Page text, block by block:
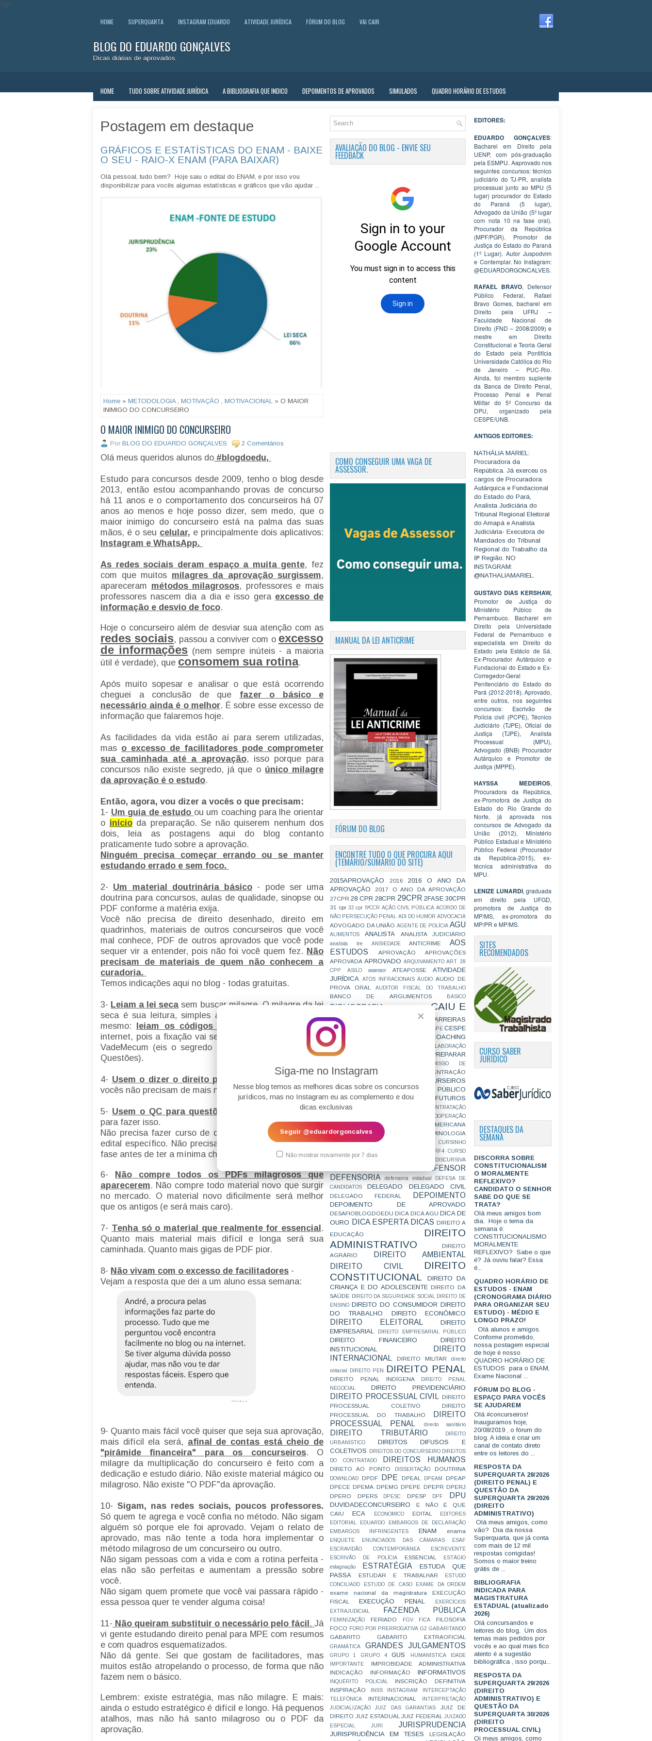
//]]>
HOME SUPERQUARTA INSTAGRAM EDUARDO ATIVIDADE JURÍDICA FÓRUM DO BLOG VAI CAIR
BLOG DO EDUARDO GONÇALVES
Dicas diárias de aprovados.
HOME TUDO SOBRE ATIVIDADE JURÍDICA A BIBLIOGRAFIA QUE INDICO DEPOIMENTOS DE APROVADOS SIMULADOS QUADRO HORÁRIO DE ESTUDOS
✕
Siga-me no Instagram
Nesse blog temos as melhores dicas sobre os concursos
jurídicos, mas no Instagram eu as complemento e dou
dicas exclusivas
Seguir @eduardorgoncalves
Não mostrar novamente por 7 dias
Postagem em destaque
GRÁFICOS E ESTATÍSTICAS DO ENAM - BAIXE
O SEU - RAIO-X ENAM (PARA BAIXAR)
Olá pessoal, tudo bem? Hoje saiu o edital do ENAM, e por isso vou
disponibilizar para vocês algumas estatísticas e gráficos que vão ajudar ...
Home » METODOLOGIA, MOTIVAÇÃO , MOTIVACIONAL » O MAIOR
INIMIGO DO CONCURSEIRO
O MAIOR INIMIGO DO CONCURSEIRO
Por BLOG DO EDUARDO GONÇALVES 2 Comentários
Olá meus queridos alunos do #blogdoedu,
Estudo para concursos desde 2009, tenho o blog desde
2013, então estou acompanhando provas de concurso
há 11 anos e o comportamento dos concurseiros há 07
anos ao menos e hoje posso dizer, sem medo, que o
maior inimigo do concurseiro está na palma das suas
mãos, é o seu celular, e principalmente dois aplicativos:
Instagram e WhatsApp.
As redes sociais deram espaço a muita gente, fez
com que muitos milagres da aprovação surgissem,
apareceram métodos milagrosos, professores e mais
professores nascem dia a dia e isso gera excesso de
informação e desvio de foco.
Hoje o concurseiro além de desviar sua atenção com as
redes sociais, passou a conviver com o excesso
de informações (nem sempre inúteis - a maioria
útil é verdade), que consomem sua rotina.
Após muito sopesar e analisar o que está ocorrendo
cheguei a conclusão de que fazer o básico e
necessário ainda é o melhor. É sobre esse excesso de
informação que falaremos hoje.
As facilidades da vida estão aí para serem utilizadas,
mas o excesso de facilitadores pode comprometer
sua caminhada até a aprovação, isso porque para
concursos não existe segredo, já que o único milagre
da aprovação é o estudo.
Então, agora, vou dizer a vocês o que precisam:
1- Um guia de estudo ou um coaching para lhe orientar
o inícioda preparação. Se não quiserem nenhum dos
dois, leia as postagens aqui do blog contanto
praticamente tudo sobre a aprovação.
Ninguém precisa começar errando ou se manter
estudando errado e sem foco.
2- Um material doutrinária básico - pode ser uma
doutrina para concursos, aulas de qualidade, sinopse ou
PDF conforme a matéria exija.
Você não precisa de direito desenhado, direito em
quadrinhos, materiais de outros concurseiros que você
mal conhece, PDF de outros aprovados que você pode
sequer vir a entender, pois não foi você quem fez. Não
precisam de materiais de quem não conhecem a
curadoria.
Temos indicações aqui no blog - todas gratuitas.
3- Leiam a lei seca sem buscar milagre. O milagre da lei
seca é sua leitura, simples assim. Aqui sugiro ser raiz
mesmo:
leiam os códigos secos.
Não usem nem a
internet, pois a fixação vai ser menor. Foco absoluto no
VadeMecum (eis o segredo da lei seca VadeMecum +
Questões).
4- Usem o dizer o direito para jurisprudência
vocês não precisam de mais nada.
5- Usem o QC para questões
- mas tenham horários
para fazer isso.
Não precisa fazer curso de questões antes de sair seu
edital específico. Não precisam fazer curso de segunda
fase antes de ter a mínima chance de estar nela.
6-
Não compre todos os PDFs milagrosos que
aparecerem. Não compre todo material novo que surgir
no mercado. O material novo dificilmente será melhor
que os antigos (e será mais caro).
7- Tenha só o material que realmente for essencial .
Quanto mais material mais difícil e longa será sua
caminhada. Quanto mais gigas de PDF pior.
8- Não vivam com o excesso de facilitadores -
Vejam a resposta que dei a um aluno essa semana:
9- Quanto mais fácil você quiser que seja sua aprovação,
mais difícil ela será, afinal de contas está cheio de
"pirâmide financeira" para os concurseiros. O
milagre da multiplicação do concurseiro é feito com a
dedicação e estudo diário. Não existe material mágico ou
milagroso. Não existe "O PDF"da aprovação.
10- Sigam, nas redes sociais, poucos professores.
Só quem te agrega e você confia no método. Não sigam
alguém só porque ele foi aprovado. Vejam o relato de
aprovado, mas não tente a toda hora implementar o
método milagroso de um concurseiro ou outro.
Não sigam pessoas com a vida e com a rotina perfeita -
elas não são perfeitas e aumentam a pressão sobre
você.
Não sigam quem promete que você vai passara rápido -
essa pessoa quer te vender alguma coisa!
11- Não queiram substituir o necessário pelo fácil . Já
vi gente estudando direito penal para MPE com resumos
e com quadros esquematizados.
Não dá gente. Sei que gostam de facilitadores, mas
muitos estão atropelando o processo, de forma que não
fazem nem o básico.
Lembrem: existe estratégia, mas não milagre. E mais:
ainda o estudo estratégico é difícil e longo. Há pequenos
atalhos, mas não há santo milagroso ou o PDF da
aprovação.
AVALIAÇÃO DO BLOG - ENVIE SEU
FEEDBACK
COMO CONSEGUIR UMA VAGA DE
ASSESSOR.
MANUAL DA LEI ANTICRIME
FÓRUM DO BLOG
ENCONTRE TUDO O QUE PROCURA AQUI
(TEMÁRIO/SUMÁRIO DO SITE)
2015APROVAÇÃO 2016
2016 O ANO DA
APROVAÇÃO
2017 O ANO DA APROVAÇÃO
27CPR 28 CPR 28CPR 29CPR 2FASE 30CPR
31 cpr 32 cpr 5ªCCR AÇÃO CIVIL PÚBLICA ACORDO DE
NÃO PERSECUÇÃO PENAL
ADI DO HUMOR ADVOCACIA
ADVOGADO DA UNIÃO AGENTE DE POLÍCIA AGU
ALIMENTOS ANALISTA ANALISTA JUDICIÁRIO
analista tre ANSIEDADE ANTICRIME
AOS
ESTUDOS
APROVAÇÃO
APROVAÇÕES
APROVADA APROVADO ARQUIVAMENTO ART. 28
CPP
ASILO assessor ATEAPOSSE
ATIVIDADE
JURÍDICA
ATOS INFRACIONAIS ÁUDIO AUDIO DE
PROVA ORAL
AUDITOR FISCAL DO TRABALHO
BANCO DE ARGUMENTOS BÁSICO
BIBLIOGRAFIA
CAIU E
VAI CAIR
CARREIRAS
CARREIRAS
JURÍDICAS
CEBRASPE CESPE
CF COACHING
CÓDIGO DE TRÂNSITO BRASILEIRO
COLABORAÇÃO
COMBATE À CORRUPÇÃO
COMO SE PREPARAR
COMPROMISSO DE
AJUSTAMENTO DE CONDUTA
CONCENTRAÇÃO
CONCURSEIROS
CONCURSO
CONCURSO PÚBLICO
CONCURSOS
CONCURSOS FUTUROS
CONCURSOS NÍVEL HARD
CONTRATAÇÃO
COOPERAÇÃO
CORTE INTERAMERICANA
CPC2015
CPI
CRIMINOLOGIA
CRONOGRAMA
CTB CURSINHO
CURSO ESTUDO DE CASO - TRF4
CURSO
PARA A SUBJETIVA
CURSO PROVA DISCURSIVA
DEFENSOR
DEFENSORIA
defensoria estadual
DEFESA DE
CANDIDATOS
DELEGADO DELEGADO CIVIL
DELEGADO FEDERAL DEPOIMENTO
DEPOIMENTO DE APROVADO
DESAFIOBLOGDOEDU DICA DICA AGU DICA DE
OURO DICA ESPERTA DICAS DIREITO A
EDUCAÇÃO
DIREITO
ADMINISTRATIVO
DIREITO
AGRÁRIO
DIREITO AMBIENTAL
DIREITO CIVIL
DIREITO
CONSTITUCIONAL
DIREITO DA
CRIANÇA E DO ADOLESCENTE DIREITO DA
SAÚDE
DIREITO DA SEGURIDADE SOCIAL
DIREITO DE
ENSINO DIREITO DO CONSUMIDOR DIREITO
DO TRABALHO
DIREITO ECONÔMICO
DIREITO ELEITORAL
DIREITO
EMPRESARIAL
DIREITO EMPRESARIAL PÚBLICO
DIREITO FINANCEIRO
DIREITO
INSTITUCIONAL
DIREITO
INTERNACIONAL
DIREITO MILITAR direito
notarial DIREITO PEN DIREITO PENAL
DIREITO PENAL INDÍGENA
DIREITO PENAL
NEGOCIAL
DIREITO PREVIDENCIÁRIO
DIREITO PROCESSUAL CIVIL
DIREITO
PROCESSUAL COLETIVO
DIREITO
PROCESSUAL DO TRABALHO
DIREITO
PROCESSUAL PENAL
direito sanitário
DIREITO TRIBUTÁRIO
DIREITO
URBANÍSTICO
DIREITOS DIFUSOS E
COLETIVOS
DIREITOS DO CONCURSEIRO DIREITOS
DO CONTRATADO
DIREITOS HUMANOS
DIRETO AO PONTO DISSERTAÇÃO DOUTRINA
DOWNLOAD DPDF DPE DPEAL DPEAM
DPEAP
DPECE DPEMA DPEMG DPEPE DPEPR DPERJ
DPERO
DPERS DPESC DPESP DPF DPU
DUVIDADECONCURSEIRO
E NÃO É QUE
CAIU
ECA ECONOMICO EDITAL
EDITORES
EDITORIAL
EDUARDO
EMBARGOS DE DECLARAÇÃO
EMBARGOS INFRINGENTES
ENAM enama
ENQUETE ENUNCIADOS DAS CÂMARAS
ESAF
ESCRAVIDÃO CONTEMPORÂNEA
ESCREVENTE
ESCRIVÃO DE POLÍCIA
ESSENCIAL
ESTÁGIO
estagnação
ESTRATÉGIA
ESTUDA QUE
PASSA
ESTUDAR E TRABALHAR
ESTUDO
CONCILIADO
ESTUDO DE CASO EXAME DA ORDEM
exame nacional da magistratura
EXECUÇÃO
FISCAL
EXECUÇÃO PENAL
EXERCÍCIOS
EXTRAJUDICIAL
FAZENDA PÚBLICA
FEMINIZAÇÃO FERIADO FGV FICA
FILOSOFIA
FOCO
FORO POR PRERROGATIVA G2 GABARITANDO
GABARITO GABARITO EXTRAOFICIAL
GRAMÁTICA GRANDES JULGAMENTOS
GRUPO 1 GRUPO 4 GUS HUMANÍSTICA
IDADE
IMPORTANTE
IMPROBIDADE ADMINISTRATIVA
INDICAÇÃO
INFORMAÇÃO INFORMATIVOS
INQUÉRITO POLICIAL
INSCRIÇÃO DEFINITIVA
INSPIRAÇÃO
INSS INSTAGRAM
INTERCEPTAÇÃO
TELEFÔNICA
INTERNACIONAL
INTERPRETAÇÃO
JUDICIALIZAÇÃO
JUIZ DAS GARANTIAS
JUIZ DE
DIREITO JUIZ ESTADUAL JUIZ FEDERAL
JUIZADO
ESPECIAL
JURI JURISPRUDENCIA
JURISPRUDÊNCIA EM TESES
LEGISLAÇÃO
EDITORES:
EDUARDO GONÇALVES:
Bacharel em Direito pela
UENP, com pós-graduação
pela ESMPU. Aaprovado nos
seguintes concursos: técnico
judiciário do TJ-PR, analista
processual junto ao MPU (5
lugar) procurador do Estado
do Paraná (5 lugar),
Advogado da União (5º lugar
com nota 10 na fase oral).
Procurador da República
(MPF/PGR). Promotor de
Justiça do Estado do Paraná
(1º Lugar). Autor Juspodvim
e Contemplar. No Instagram:
@EDUARDORGONCALVES.
RAFAEL BRAVO, Defensor
Público Federal, Rafael
Bravo Gomes, bacharel em
Direito pela UFRJ –
Faculdade Nacional de
Direito (FND – 2008/2009) e
mestre em Direito
Constitucional e Teoria Geral
do Estado pela Pontifícia
Universidade Católica do Rio
de Janeiro – PUC-Rio.
Ainda, foi membro suplente
da Banca de Direito Penal,
Processo Penal e Penal
Militar do 5º Concurso da
DPU, organizado pela
CESPE/UNB.
ANTIGOS EDITORES:
NATHÁLIA MARIEL:
Procuradora da
República. Já exerceu os
cargos de Procuradora
Autárquica e Fundacional
do Estado do Pará,
Analista Judiciária do
Tribunal Regional Eleitoral
do Amapá e Analista
Judiciária- Executora de
Mandados do Tribunal
Regional do Trabalho da
8ª Região. NO
INSTAGRAM:
@NATHALIAMARIEL.
GUSTAVO DIAS KERSHAW,
Promotor de Justiça do
Ministério Púbico de
Pernambuco. Bacharel em
Direito pela Universidade
Federal de Pernambuco e
especialista em Direito do
Estado pela Estácio de Sá.
Ex-Procurador Autárquico e
Fundacional do Estado e Ex-
Corregedor-Geral
Penitenciário do Estado do
Pará (2012-2018). Aprovado,
entre outros, nos seguintes
concursos: Escrivão de
Polícia civil (PCPE), Técnico
Judiciário (TJPE), Oficial de
Justiça (TJPE), Analista
Processual (MPU),
Advogado (BNB) Procurador
Autárquico e Promotor de
Justiça (MPPE).
HAYSSA MEDEIROS,
Procuradora da República,
ex-Promotora de Justiça do
Estado do Rio Grande do
Norte, já aprovada nos
concursos de Advogado da
União (2012), Ministério
Público Estadual e Ministério
Público Federal (Procurador
da República-2015), ex-
técnica administrativa do
MPU.
LENIZE LUNARDI, graduada
em direito pela UFGD,
promotora de Justiça do
MP/MS, ex-promotora do
MP/PR e MP/MS.
SITES
RECOMENDADOS
CURSO SABER
JURÍDICO
DESTAQUES DA
SEMANA
DISCORRA SOBRE
CONSTITUCIONALISM
O MORALMENTE
REFLEXIVO?
CANDIDATO O SENHOR
SABE DO QUE SE
TRATA?
Olá meus amigos bom
dia. Hoje o tema da
semana é:
CONSTITUCIONALISMO
MORALMENTE
REFLEXIVO? Sabe o que
é? Já ouviu falar? Essa
é...
QUADRO HORÁRIO DE
ESTUDOS - ENAM
(CRONOGRAMA DIÁRIO
PARA ORGANIZAR SEU
ESTUDO) - MÉDIO E
LONGO PRAZO!
Olá alunos e amigos.
Conforme prometido,
nossa postagem especial
de hoje é nosso
QUADRO HORÁRIO DE
ESTUDOS para o ENAM,
Exame Nacional ...
FÓRUM DO BLOG -
ESPAÇO PARA VOCÊS
SE AJUDAREM
Olá #concurseiros!
Inauguramos hoje,
20/08/2019 , o fórum do
blog. A ideia é criar um
canal de contato direto
entre os leitores do ...
RESPOSTA DA
SUPERQUARTA 28/2026
(DIREITO PENAL) E
QUESTÃO DA
SUPERQUARTA 29/2026
(DIREITO
ADMINISTRATIVO)
Olá meus amigos, como
vão? Dia da nossa
Superquarta, que já conta
com mais de 12 mil
respostas corrigidas!
Somos o maior treino
grátis de ...
BIBLIOGRAFIA
INDICADA PARA
MAGISTRATURA
ESTADUAL (atualizado
2026)
Olá concursandos e
leitores do blog, Um dos
temas mais pedidos por
vocês e ao qual mais fico
atento é a sugestão
bibliográfica , isso porqu...
RESPOSTA DA
SUPERQUARTA 29/2026
(DIREITO
ADMINISTRATIVO) E
QUESTÃO DA
SUPERQUARTA 30/2026
(DIREITO
PROCESSUAL CIVIL)
Oi meus amigos, como